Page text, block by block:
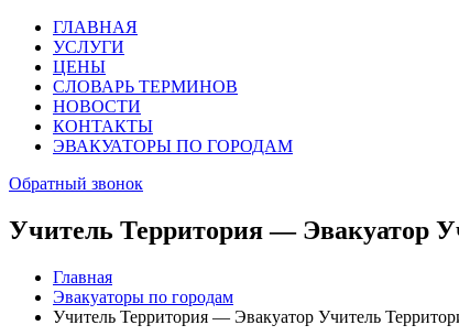
ГЛАВНАЯ
УСЛУГИ
ЦЕНЫ
СЛОВАРЬ ТЕРМИНОВ
НОВОСТИ
КОНТАКТЫ
ЭВАКУАТОРЫ ПО ГОРОДАМ
Обратный звонок
Учитель Территория — Эвакуатор
Главная
Эвакуаторы по городам
Учитель Территория — Эвакуатор Учитель